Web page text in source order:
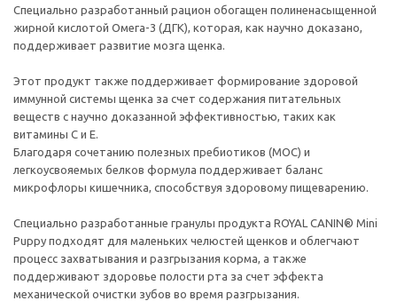
Специально разработанный рацион обогащен полиненасыщенной
жирной кислотой Омега-3 (ДГК), которая, как научно доказано,
поддерживает развитие мозга щенка.
Этот продукт также поддерживает формирование здоровой
иммунной системы щенка за счет содержания питательных
веществ с научно доказанной эффективностью, таких как
витамины С и Е.
Благодаря сочетанию полезных пребиотиков (МОС) и
легкоусвояемых белков формула поддерживает баланс
микрофлоры кишечника, способствуя здоровому пищеварению.
Специально разработанные гранулы продукта ROYAL CANIN® Mini
Puppy подходят для маленьких челюстей щенков и облегчают
процесс захватывания и разгрызания корма, а также
поддерживают здоровье полости рта за счет эффекта
механической очистки зубов во время разгрызания.